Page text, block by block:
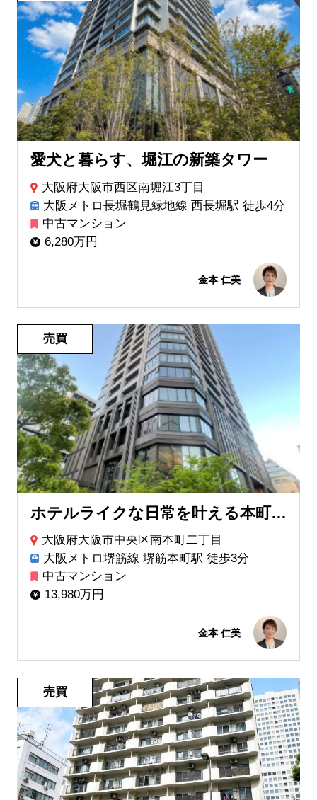
愛犬と暮らす、堀江の新築タワー
大阪府大阪市西区南堀江3丁目
大阪メトロ長堀鶴見緑地線 西長堀駅 徒歩4分
中古マンション
6,280万円
金本 仁美
ホテルライクな日常を叶える本町レジデンス
大阪府大阪市中央区南本町二丁目
大阪メトロ堺筋線 堺筋本町駅 徒歩3分
中古マンション
13,980万円
金本 仁美
売買
売買